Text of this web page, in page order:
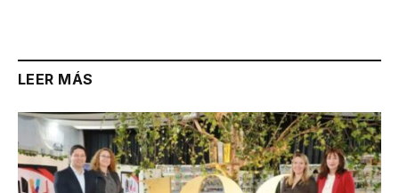
LEER MÁS